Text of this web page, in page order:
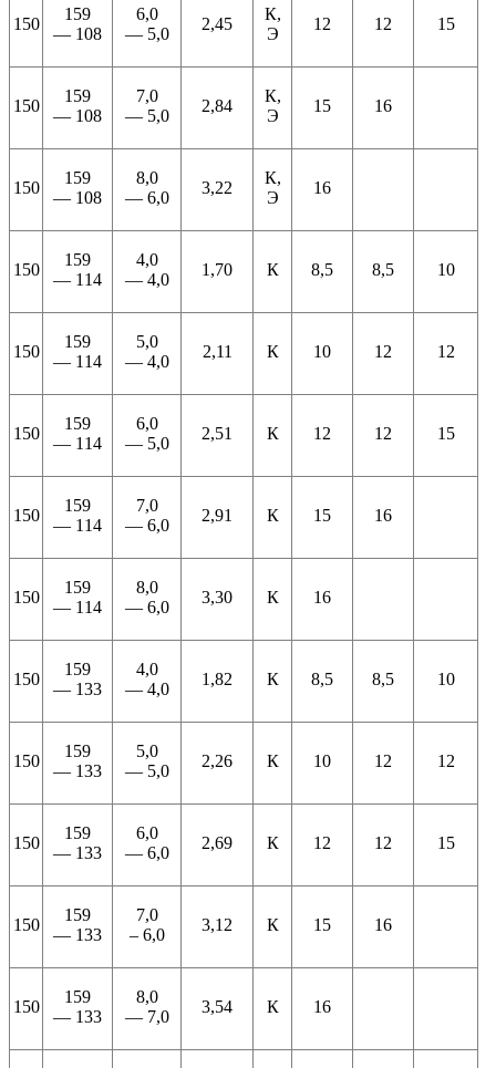
150
159
— 108
6,0
— 5,0
2,45
К,
Э
12 12 15
150
159
— 108
7,0
— 5,0
2,84
К,
Э
15 16
150
159
— 108
8,0
— 6,0
3,22
К,
Э
16
150
159
— 114
4,0
— 4,0
1,70 К 8,5 8,5 10
150
159
— 114
5,0
— 4,0
2,11 К 10 12 12
150
159
— 114
6,0
— 5,0
2,51 К 12 12 15
150
159
— 114
7,0
— 6,0
2,91 К 15 16
150
159
— 114
8,0
— 6,0
3,30 К 16
150
159
— 133
4,0
— 4,0
1,82 К 8,5 8,5 10
150
159
— 133
5,0
— 5,0
2,26 К 10 12 12
150
159
— 133
6,0
— 6,0
2,69 К 12 12 15
150
159
— 133
7,0
– 6,0
3,12 К 15 16
150
159
— 133
8,0
— 7,0
3,54 К 16